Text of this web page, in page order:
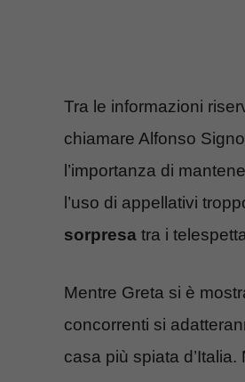
Tra le informazioni
chiamare Alfonso
l’importanza di
l’uso di appellativi
sorpresa tra i
Mentre Greta si è
concorrenti si
casa più spiata